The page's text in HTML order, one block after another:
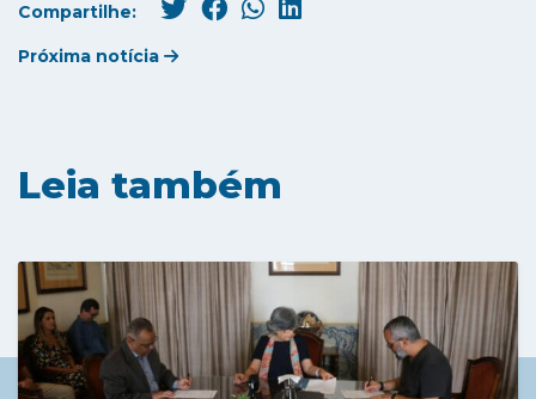
Compartilhe:
Próxima notícia
Leia também